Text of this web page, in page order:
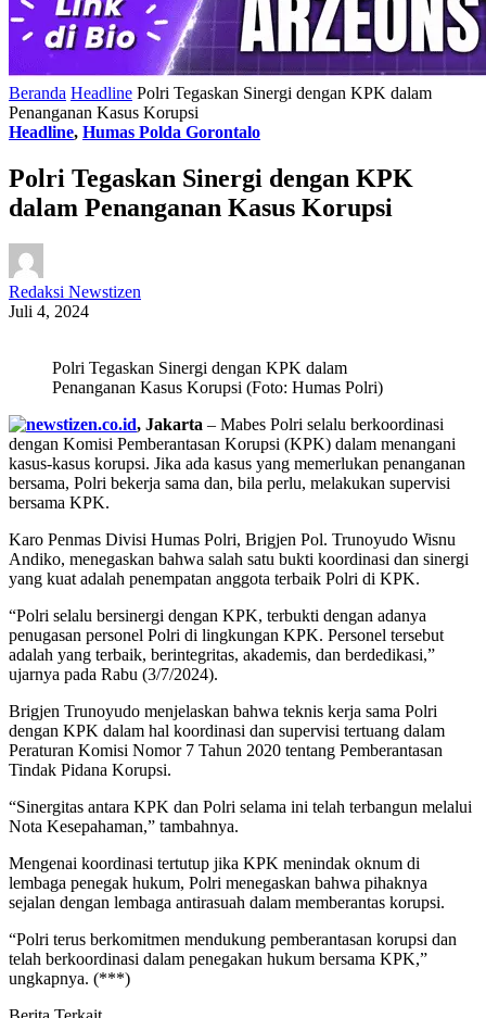
Beranda Headline Polri Tegaskan Sinergi dengan KPK dalam
Penanganan Kasus Korupsi
Headline, Humas Polda Gorontalo
Polri Tegaskan Sinergi dengan KPK
dalam Penanganan Kasus Korupsi
Redaksi Newstizen
Juli 4, 2024
Polri Tegaskan Sinergi dengan KPK dalam
Penanganan Kasus Korupsi (Foto: Humas Polri)
, Jakarta – Mabes Polri selalu berkoordinasi
dengan Komisi Pemberantasan Korupsi (KPK) dalam menangani
kasus-kasus korupsi. Jika ada kasus yang memerlukan penanganan
bersama, Polri bekerja sama dan, bila perlu, melakukan supervisi
bersama KPK.
Karo Penmas Divisi Humas Polri, Brigjen Pol. Trunoyudo Wisnu
Andiko, menegaskan bahwa salah satu bukti koordinasi dan sinergi
yang kuat adalah penempatan anggota terbaik Polri di KPK.
“Polri selalu bersinergi dengan KPK, terbukti dengan adanya
penugasan personel Polri di lingkungan KPK. Personel tersebut
adalah yang terbaik, berintegritas, akademis, dan berdedikasi,”
ujarnya pada Rabu (3/7/2024).
Brigjen Trunoyudo menjelaskan bahwa teknis kerja sama Polri
dengan KPK dalam hal koordinasi dan supervisi tertuang dalam
Peraturan Komisi Nomor 7 Tahun 2020 tentang Pemberantasan
Tindak Pidana Korupsi.
“Sinergitas antara KPK dan Polri selama ini telah terbangun melalui
Nota Kesepahaman,” tambahnya.
Mengenai koordinasi tertutup jika KPK menindak oknum di
lembaga penegak hukum, Polri menegaskan bahwa pihaknya
sejalan dengan lembaga antirasuah dalam memberantas korupsi.
“Polri terus berkomitmen mendukung pemberantasan korupsi dan
telah berkoordinasi dalam penegakan hukum bersama KPK,”
ungkapnya. (***)